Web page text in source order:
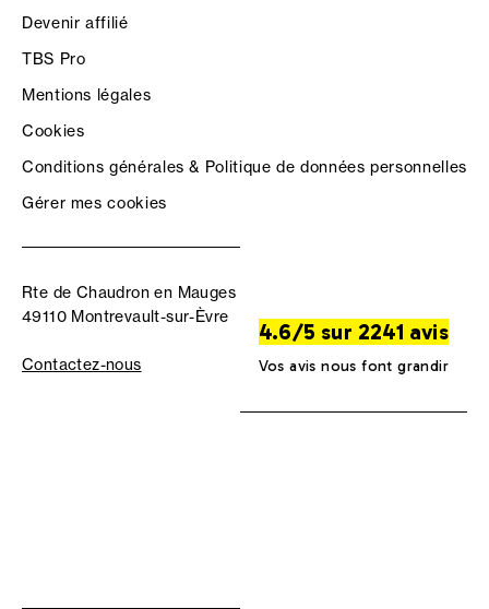
Devenir affilié
TBS Pro
Mentions légales
Cookies
Conditions générales & Politique de données personnelles
Gérer mes cookies
Rte de Chaudron en Mauges
49110 Montrevault-sur-Èvre
Contactez-nous
4.6/5 sur 2241 avis
Vos avis nous font grandir